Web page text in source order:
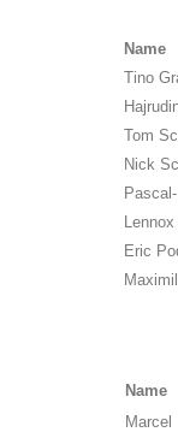
Name
Tino
Tom
Nick
Eric
Name
Marcel